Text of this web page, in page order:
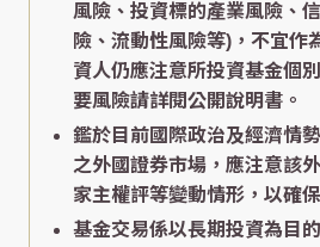
風險、投資標的產業風險、
險、流動性風險等)，不宜作
資人仍應注意所投資基金個
要風險請詳閱公開說明書。
鑑於目前國際政治及經濟情
之外國證券市場，應注意該
家主權評等變動情形，以確
基金交易係以長期投資為目